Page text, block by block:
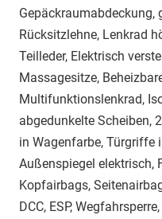
Gepäckraumabdeckung,
Rücksitzlehne, Lenkrad
Teilleder, Elektrisch
Massagesitze,
Multifunktionslenkrad,
abgedunkelte Scheiben,
in Wagenfarbe, Türgriffe
Außenspiegel elektrisch,
Kopfairbags,
DCC, ESP,